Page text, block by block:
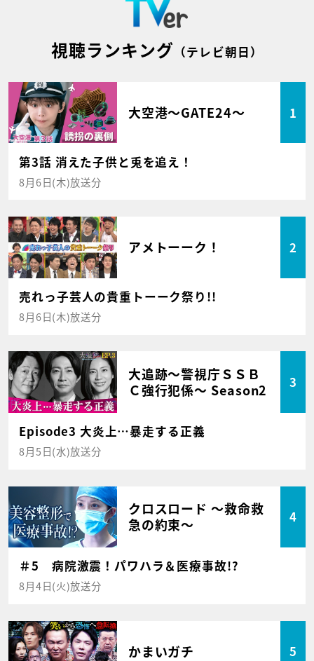
視聴ランキング （テレビ朝日）
大空港～GATE24～ 1
第3話 消えた子供と兎を追え！
8月6日(木)放送分
アメトーーク！ 2
売れっ子芸人の貴重トーーク祭り!!
8月6日(木)放送分
大追跡～警視庁ＳＳＢ
Ｃ強行犯係～ Season2
3
Episode3 大炎上…暴走する正義
8月5日(水)放送分
クロスロード ～救命救
急の約束～
4
＃5 病院激震！パワハラ＆医療事故!?
8月4日(火)放送分
かまいガチ 5